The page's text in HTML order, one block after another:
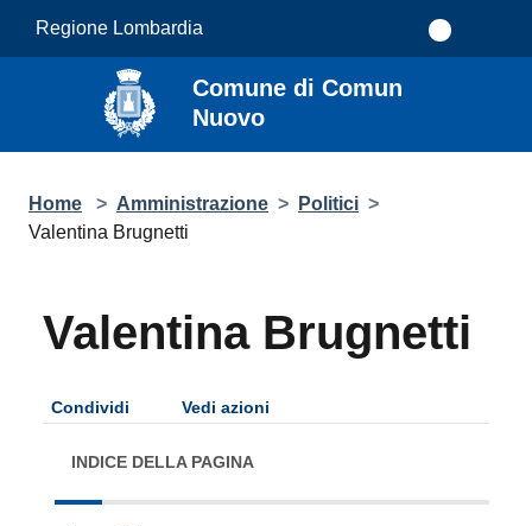
Regione Lombardia
Comune di Comun
Nuovo
Home > Amministrazione > Politici >
Valentina Brugnetti
Valentina Brugnetti
Condividi Vedi azioni
INDICE DELLA PAGINA